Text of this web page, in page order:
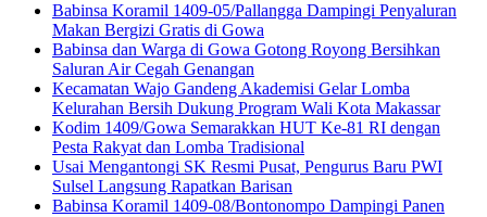
Babinsa Koramil 1409-05/Pallangga Dampingi Penyaluran
Makan Bergizi Gratis di Gowa
Babinsa dan Warga di Gowa Gotong Royong Bersihkan
Saluran Air Cegah Genangan
Kecamatan Wajo Gandeng Akademisi Gelar Lomba
Kelurahan Bersih Dukung Program Wali Kota Makassar
Kodim 1409/Gowa Semarakkan HUT Ke-81 RI dengan
Pesta Rakyat dan Lomba Tradisional
Usai Mengantongi SK Resmi Pusat, Pengurus Baru PWI
Sulsel Langsung Rapatkan Barisan
Babinsa Koramil 1409-08/Bontonompo Dampingi Panen